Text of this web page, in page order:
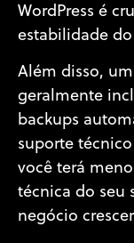
WordPress é
estabilidade
Além disso,
geralmente
backups
suporte
você terá
técnica do seu
negócio